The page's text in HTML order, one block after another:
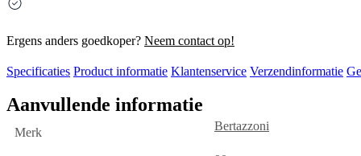
Ergens anders goedkoper? Neem contact op!
Specificaties Product informatie Klantenservice Verzendinformatie
Aanvullende informatie
Merk Bertazzoni